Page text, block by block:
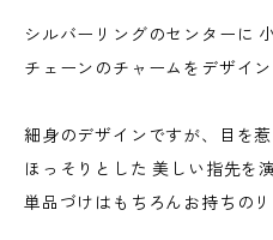
シルバーリングのセンターに
チェーンのチャームをデザイ
細身のデザインですが、目を
ほっそりとした 美しい指先を
単品づけはもちろんお持ちの